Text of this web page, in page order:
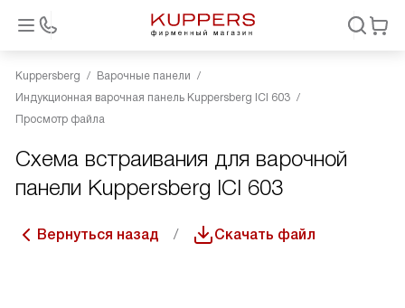
Kuppersberg
Варочные панели
Индукционная варочная панель Kuppersberg ICI 603
Просмотр файла
Схема встраивания для варочной
панели Kuppersberg ICI 603
Вернуться назад Скачать файл